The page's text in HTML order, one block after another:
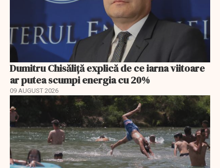
Dumitru Chisăliță explică de ce iarna viitoare
ar putea scumpi energia cu 20%
09 AUGUST 2026